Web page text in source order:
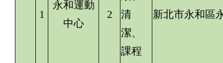
1
永和運動
中心
2
清
潔、
課程
新北市永和區